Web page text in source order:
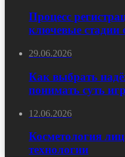
Процесс
ключевые стадии
29.06.2026
Как выбрать
понимать суть
12.06.2026
Косметология
технологии